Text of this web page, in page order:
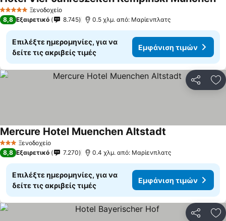
5 Αστέρια Ξενοδοχείο
8,8 Εξαιρετικό 8.745 0.5 χλμ. από: Μαρίενπλατς
Επιλέξτε ημερομηνίες, για να
δείτε τις ακριβείς τιμές
Εμφάνιση τιμών
3 ΑστέριαΞενοδοχείο
Mercure Hotel Muenchen Altstadt
8,8 Εξαιρετικό 7.270 0.4 χλμ. από: Μαρίενπλατς
Επιλέξτε ημερομηνίες, για να
δείτε τις ακριβείς τιμές
Εμφάνιση τιμών